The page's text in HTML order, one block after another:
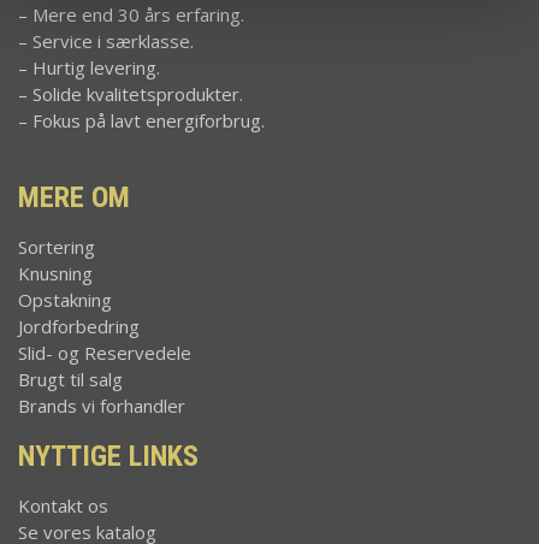
– Mere end 30 års erfaring.
– Service i særklasse.
– Hurtig levering.
– Solide kvalitetsprodukter.
– Fokus på lavt energiforbrug.
MERE OM
Sortering
Knusning
Opstakning
Jordforbedring
Slid- og Reservedele
Brugt til salg
Brands vi forhandler
NYTTIGE LINKS
Kontakt os
Se vores katalog